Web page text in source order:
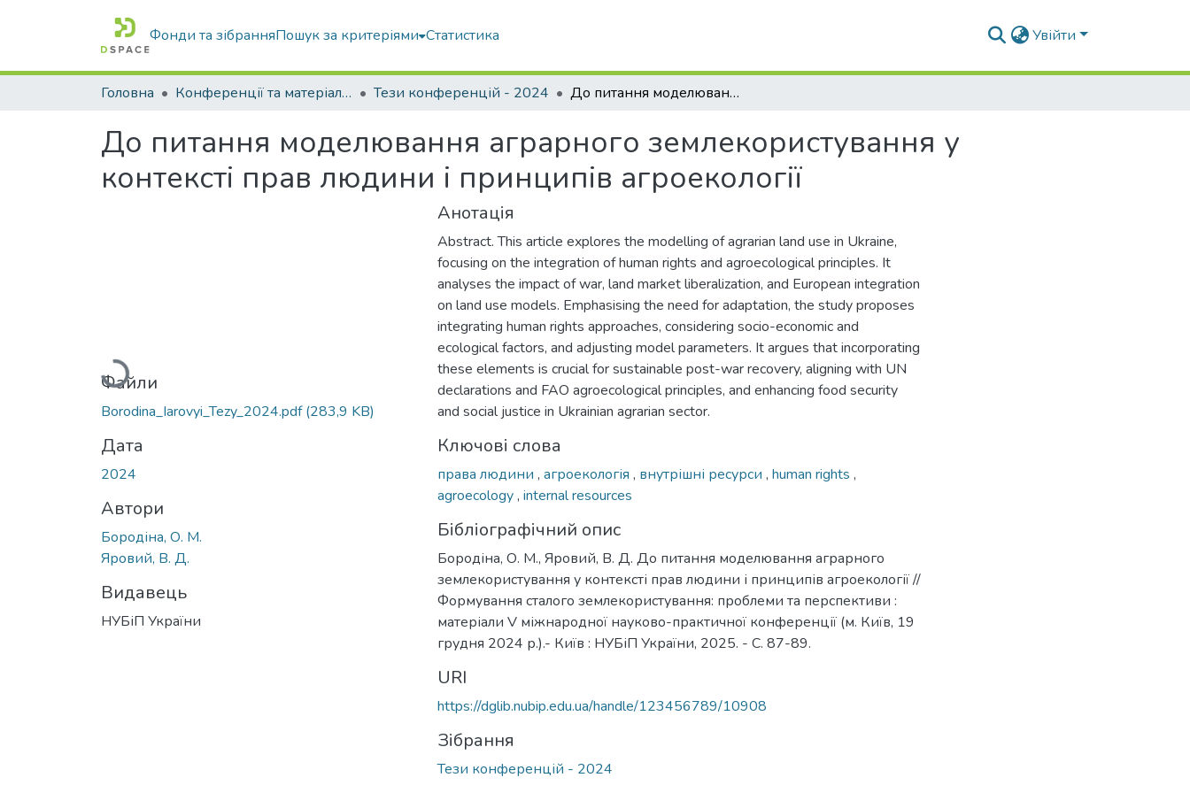
Фонди та зібранняПошук за критеріями Статистика Увійти
Головна Конференції та матеріали конференцій Тези конференцій - 2024 До питання моделювання аграрного землекористування у контексті прав людини і принципів агроекології
До питання моделювання аграрного землекористування у
контексті прав людини і принципів агроекології
Вантажиться...
Файли
Borodina_Iarovyi_Tezy_2024.pdf(283,9 KB)
Дата
2024
Автори
Бородіна, О. М.
Яровий, В. Д.
Видавець
НУБіП України
Анотація
Abstract. This article explores the modelling of agrarian land use in Ukraine,
focusing on the integration of human rights and agroecological principles. It
analyses the impact of war, land market liberalization, and European integration
on land use models. Emphasising the need for adaptation, the study proposes
integrating human rights approaches, considering socio-economic and
ecological factors, and adjusting model parameters. It argues that incorporating
these elements is crucial for sustainable post-war recovery, aligning with UN
declarations and FAO agroecological principles, and enhancing food security
and social justice in Ukrainian agrarian sector.
Ключові слова
права людини , агроекологія , внутрішні ресурси , human rights ,
agroecology, internal resources
Бібліографічний опис
Бородіна, О. М., Яровий, В. Д. До питання моделювання аграрного
землекористування у контексті прав людини і принципів агроекології //
Формування сталого землекористування: проблеми та перспективи :
матеріали V міжнародної науково-практичної конференції (м. Київ, 19
грудня 2024 р.).- Київ : НУБіП України, 2025. - С. 87-89.
URI
https://dglib.nubip.edu.ua/handle/123456789/10908
Зібрання
Тези конференцій - 2024